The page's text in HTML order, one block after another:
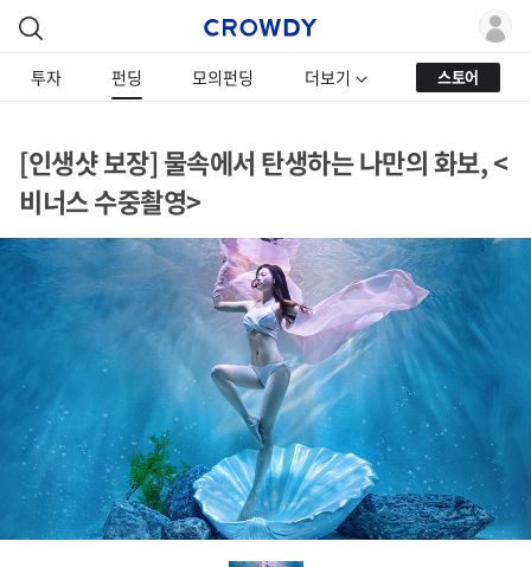
투자 펀딩 모의펀딩 더보기 스토어
[인생샷 보장] 물속에서 탄생하는 나만의 화보, <
비너스 수중촬영>